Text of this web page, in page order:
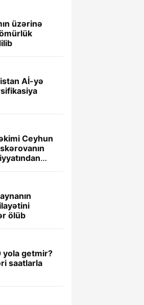
üzərinə
Aİ-yə
Ceyhun
ölüb
yola getmir?
saatlarla